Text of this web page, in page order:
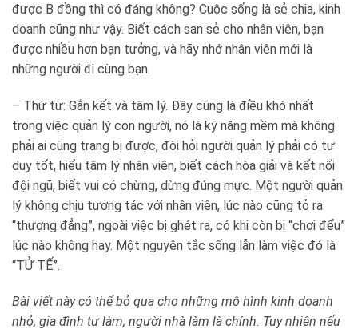
được B đồng thì có đáng không? Cuộc sống là sẻ chia, kinh
doanh cũng như vậy. Biết cách san sẻ cho nhân viên, bạn
được nhiều hơn bạn tưởng, và hãy nhớ nhân viên mới là
những người đi cùng bạn.
– Thứ tư: Gắn kết và tâm lý. Đây cũng là điều khó nhất
trong việc quản lý con người, nó là kỹ năng mềm mà không
phải ai cũng trang bị được, đòi hỏi người quản lý phải có tư
duy tốt, hiểu tâm lý nhân viên, biết cách hòa giải và kết nối
đội ngũ, biết vui có chừng, dừng đúng mực. Một người quản
lý không chịu tương tác với nhân viên, lúc nào cũng tỏ ra
“thượng đẳng”, ngoài việc bị ghét ra, có khi còn bị “chơi đểu”
lúc nào không hay. Một nguyên tắc sống lẫn làm việc đó là
“TỬ TẾ”.
Bài viết này có thể bỏ qua cho những mô hình kinh doanh
nhỏ, gia đình tự làm, người nhà làm là chính. Tuy nhiên nếu